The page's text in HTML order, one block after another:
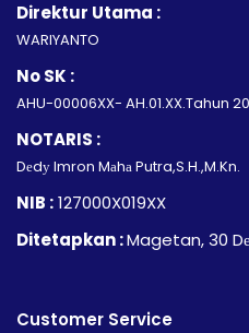
Direktur Utama :
WARIYANTO
No SK :
AHU-00006XX- AH.01.XX.Tahun
NOTARIS :
Dеdу Imron Mаhа Putra,S.H.,M.Kn.
NIB :127000X019XX
Ditetapkan :Magetan, 30
Customer Service